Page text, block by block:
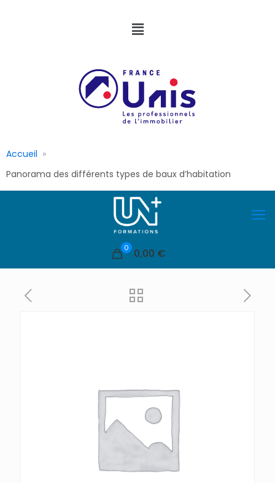
Accueil
Panorama des différents types de baux d’habitation
0 0,00 €